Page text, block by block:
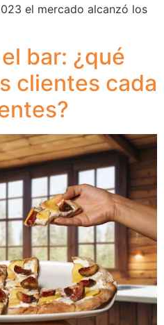
el mercado alcanzó los
bar: ¿qué
clientes cada